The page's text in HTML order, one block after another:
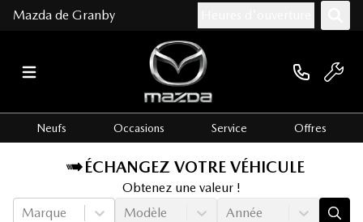
Mazda de Granby
Neufs Occasions Service Offres
ÉCHANGEZ VOTRE VÉHICULE
Obtenez une valeur !
Marque
Modèle Année